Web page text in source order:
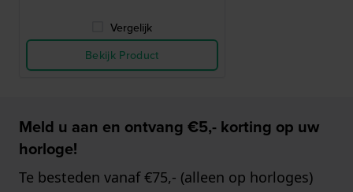
Vergelijk
Bekijk Product
Meld u aan en ontvang €5,- korting op uw
horloge!
Te besteden vanaf €75,- (alleen op horloges)